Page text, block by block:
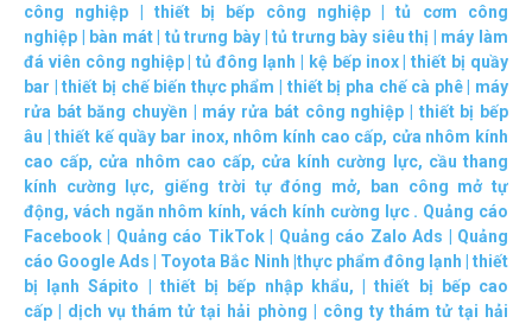
công nghiệp
thiết bị bếp công nghiệp|tủ cơm công
nghiệp
bàn mát| tủ trưng bày|tủ trưng bày siêu thị
máy làm
đá viên công nghiệp|tủ đông lạnh kệ bếp inox|thiết bị quầy
bar |thiết bị chế biến thực phẩm thiết bị pha chế cà phê| máy
rửa bát băng chuyền
máy rửa bát công nghiệp
thiết bị bếp
âu |thiết kế quầy bar inox, nhôm kính cao cấp, cửa nhôm kính
cao cấp, cửa nhôm cao cấp, cửa kính cường lực, cầu thang
kính cường lực, giếng trời tự đóng mở,
ban công mở tự
động, vách ngăn nhôm kính,vách kính cường lực. Quảng cáo
Facebook
Quảng cáo TikTok| Quảng cáo Zalo Ads
Quảng
cáo Google Ads
Toyota Bắc Ninh | thực phẩm đông lạnh |thiết
bị lạnh Sápito
thiết bị bếp nhập khẩu, |thiết bị bếp cao
cấp
dịch vụ thám tử tại hải phòng
công ty thám tử tại hải